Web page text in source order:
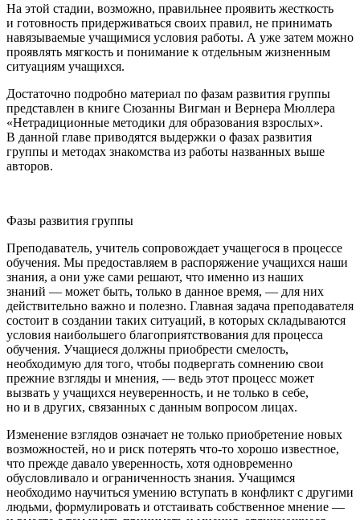
На этой стадии, возможно, правильнее проявить жесткость
и готовность придерживаться своих правил, не принимать
навязываемые учащимися условия работы. А уже затем можно
проявлять мягкость и понимание к отдельным жизненным
ситуациям учащихся.
Достаточно подробно материал по фазам развития группы
представлен в книге Сюзанны Вигман и Вернера Мюллера
«Нетрадиционные методики для образования взрослых».
В данной главе приводятся выдержки о фазах развития
группы и методах знакомства из работы названных выше
авторов.
Фазы развития группы
Преподаватель, учитель сопровождает учащегося в процессе
обучения. Мы предоставляем в распоряжение учащихся наши
знания, а они уже сами решают, что именно из наших
знаний — может быть, только в данное время, — для них
действительно важно и полезно. Главная задача преподавателя
состоит в создании таких ситуаций, в которых складываются
условия наибольшего благоприятствования для процесса
обучения. Учащиеся должны приобрести смелость,
необходимую для того, чтобы подвергать сомнению свои
прежние взгляды и мнения, — ведь этот процесс может
вызвать у учащихся неуверенность, и не только в себе,
но и в других, связанных с данным вопросом лицах.
Изменение взглядов означает не только приобретение новых
возможностей, но и риск потерять что-то хорошо известное,
что прежде давало уверенность, хотя одновременно
обусловливало и ограниченность знания. Учащимся
необходимо научиться умению вступать в конфликт с другими
людьми, формулировать и отстаивать собственное мнение —